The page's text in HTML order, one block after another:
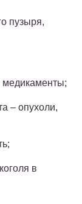
пузыря,
медикаменты;
– опухоли,
в